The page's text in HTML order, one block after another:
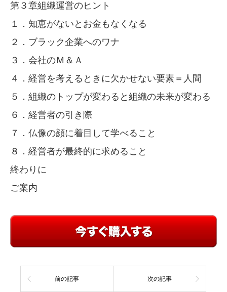
第３章組織運営のヒント
１．知恵がないとお金もなくなる
２．ブラック企業へのワナ
３．会社のＭ＆Ａ
４．経営を考えるときに欠かせない要素＝人間
５．組織のトップが変わると組織の未来が変わる
６．経営者の引き際
７．仏像の顔に着目して学べること
８．経営者が最終的に求めること
終わりに
ご案内
前の記事 次の記事